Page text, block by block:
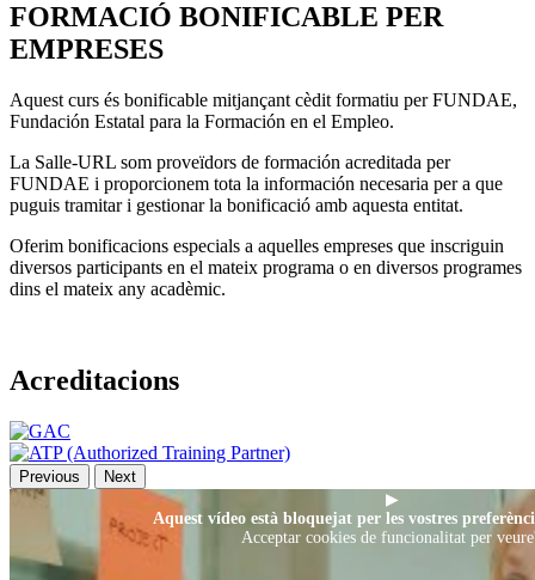
FORMACIÓ BONIFICABLE PER
EMPRESES
Aquest curs és bonificable mitjançant cèdit formatiu per FUNDAE,
Fundación Estatal para la Formación en el Empleo.
La Salle-URL som proveïdors de formación acreditada per
FUNDAE i proporcionem tota la información necesaria per a que
puguis tramitar i gestionar la bonificació amb aquesta entitat.
Oferim bonificacions especials a aquelles empreses que inscriguin
diversos participants en el mateix programa o en diversos programes
dins el mateix any acadèmic.
Acreditacions
Previous
Next
▶
Aquest vídeo està bloquejat per les vostres
Acceptar cookies de funcionalitat per